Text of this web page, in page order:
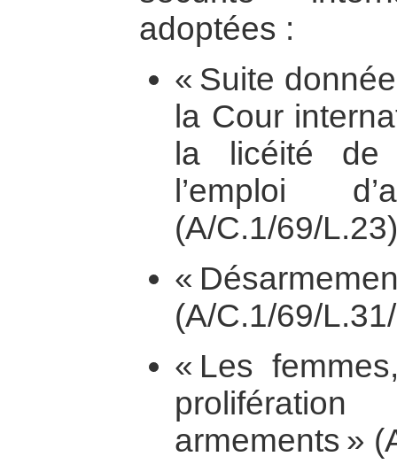
adoptées :
« Suite
la Cour
la licéité
l’emploi
(A/C.1/69/
«
(A/C.1/69/
« Les
armements »